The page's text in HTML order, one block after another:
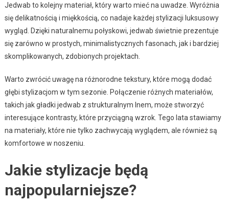
Jedwab to kolejny materiał, który warto mieć na uwadze. Wyróżnia
się delikatnością i miękkością, co nadaje każdej stylizacji luksusowy
wygląd. Dzięki naturalnemu połyskowi, jedwab świetnie prezentuje
się zarówno w prostych, minimalistycznych fasonach, jak i bardziej
skomplikowanych, zdobionych projektach.
Warto zwrócić uwagę na różnorodne tekstury, które mogą dodać
głębi stylizacjom w tym sezonie. Połączenie różnych materiałów,
takich jak gładki jedwab z strukturalnym lnem, może stworzyć
interesujące kontrasty, które przyciągną wzrok. Tego lata stawiamy
na materiały, które nie tylko zachwycają wyglądem, ale również są
komfortowe w noszeniu.
Jakie stylizacje będą
najpopularniejsze?